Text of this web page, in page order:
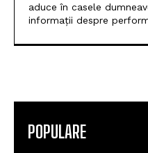
aduce în casele
informații despre
POPULARE